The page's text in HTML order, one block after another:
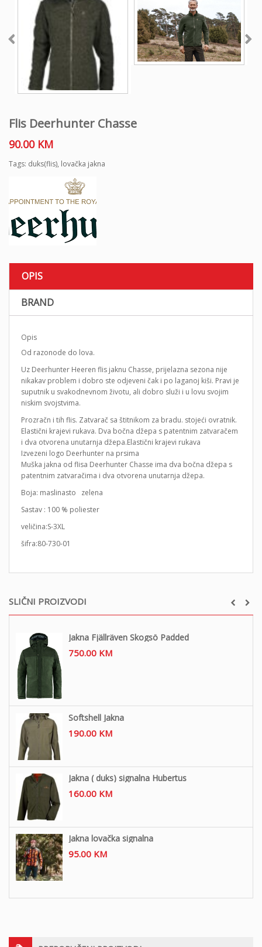
SLIČNI PROIZVODI
Jakna Fjällräven Skogsö Padded
750.00 KM
Softshell Jakna
190.00 KM
Jakna ( duks) signalna Hubertus
160.00 KM
Jakna lovačka signalna
95.00 KM
Flis Deerhunter Chasse
90.00 KM
Tags: duks(flis), lovačka jakna
OPIS
BRAND
Opis
Od razonode do lova.
Uz Deerhunter Heeren flis jaknu Chasse, prijelazna sezona nije
nikakav problem i dobro ste odjeveni čak i po laganoj kiši. Pravi je
suputnik u svakodnevnom životu, ali dobro služi i u lovu svojim
niskim svojstvima.
Prozračn i tih flis. Zatvarač sa štitnikom za bradu. stojeći ovratnik.
Elastični krajevi rukava. Dva bočna džepa s patentnim zatvaračem
i dva otvorena unutarnja džepa.Elastični krajevi rukava
Izvezeni logo Deerhunter na prsima
Muška jakna od flisa Deerhunter Chasse ima dva bočna džepa s
patentnim zatvaračima i dva otvorena unutarnja džepa.
Boja: maslinasto zelena
Sastav : 100 % poliester
veličina:S-3XL
šifra:80-730-01